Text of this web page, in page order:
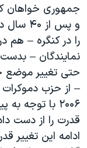
اسرائیل در جنگ
نرگس محمدی
همایش
صفحه‌های ویژه
سفر پرزیدنت
و پس
را در کنگره –
نمایندگان – بدست
حتی تغییر موضع
– از حزب
۲۰۰۶ با توجه
قدرت را از دست
ادامه این تغییر